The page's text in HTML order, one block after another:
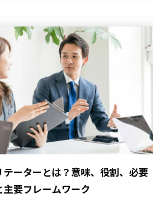
テーターとは？意味、役割、必要
主要フレームワーク